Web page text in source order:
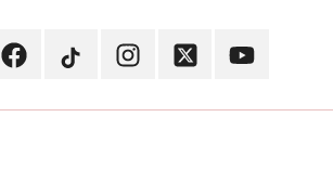
FacebookTikTokInstagramTwitterYoutube